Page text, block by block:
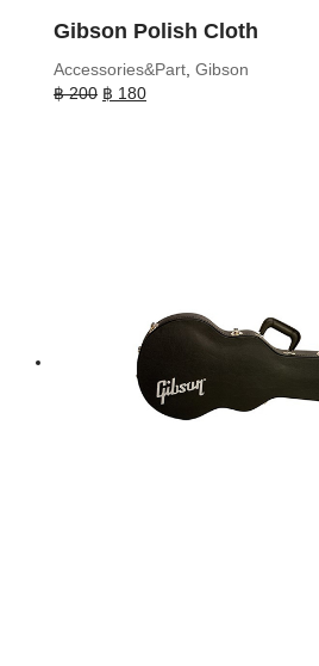
Gibson Polish Cloth
Accessories&Part, Gibson
฿200 Original
฿ 180Current